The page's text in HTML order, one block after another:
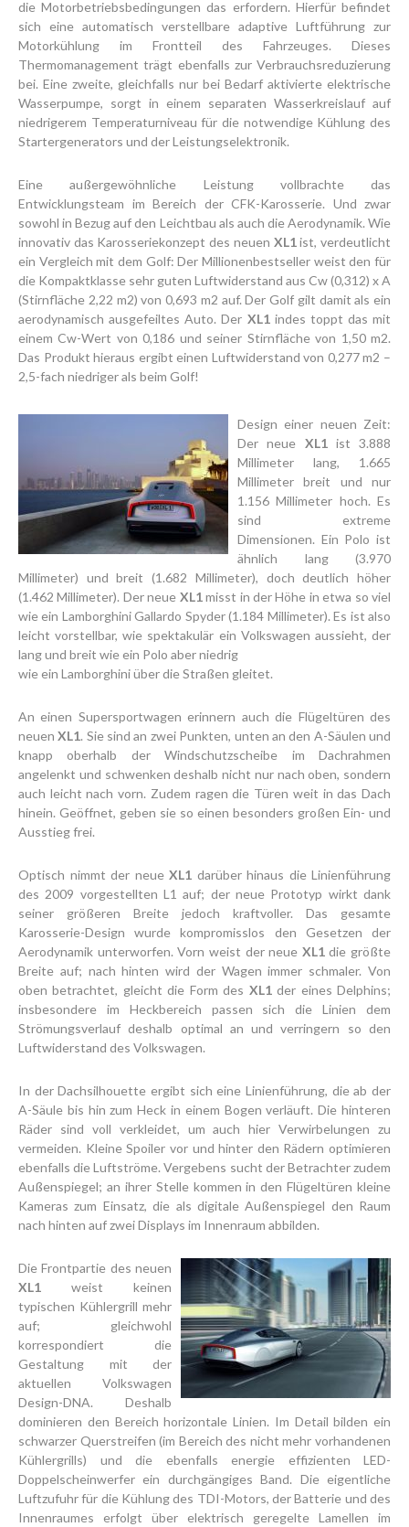
die Motorbetriebsbedingungen das erfordern. Hierfür befindet
sich eine automatisch verstellbare adaptive Luftführung zur
Motorkühlung im Frontteil des Fahrzeuges. Dieses
Thermomanagement trägt ebenfalls zur Verbrauchsreduzierung
bei. Eine zweite, gleichfalls nur bei Bedarf aktivierte elektrische
Wasserpumpe, sorgt in einem separaten Wasserkreislauf auf
niedrigerem Temperaturniveau für die notwendige Kühlung des
Startergenerators und der Leistungselektronik.
Eine außergewöhnliche Leistung vollbrachte das
Entwicklungsteam im Bereich der CFK-Karosserie. Und zwar
sowohl in Bezug auf den Leichtbau als auch die Aerodynamik. Wie
innovativ das Karosseriekonzept des neuen XL1ist, verdeutlicht
ein Vergleich mit dem Golf: Der Millionenbestseller weist den für
die Kompaktklasse sehr guten Luftwiderstand aus Cw (0,312) x A
(Stirnfläche 2,22 m2) von 0,693 m2 auf. Der Golf gilt damit als ein
aerodynamisch ausgefeiltes Auto. Der XL1indes toppt das mit
einem Cw-Wert von 0,186 und seiner Stirnfläche von 1,50 m2.
Das Produkt hieraus ergibt einen Luftwiderstand von 0,277 m2 –
2,5-fach niedriger als beim Golf!
Design einer neuen Zeit:
Der neue XL1ist 3.888
Millimeter lang, 1.665
Millimeter breit und nur
1.156 Millimeter hoch. Es
sind extreme
Dimensionen. Ein Polo ist
ähnlich lang (3.970
Millimeter) und breit (1.682 Millimeter), doch deutlich höher
(1.462 Millimeter). Der neue XL1misst in der Höhe in etwa so viel
wie ein Lamborghini Gallardo Spyder (1.184 Millimeter). Es ist also
leicht vorstellbar, wie spektakulär ein Volkswagen aussieht, der
lang und breit wie ein Polo aber niedrig
wie ein Lamborghini über die Straßen gleitet.
An einen Supersportwagen erinnern auch die Flügeltüren des
neuenXL1. Sie sind an zwei Punkten, unten an den A-Säulen und
knapp oberhalb der Windschutzscheibe im Dachrahmen
angelenkt und schwenken deshalb nicht nur nach oben, sondern
auch leicht nach vorn. Zudem ragen die Türen weit in das Dach
hinein. Geöffnet, geben sie so einen besonders großen Ein- und
Ausstieg frei.
Optisch nimmt der neueXL1 darüber hinaus die Linienführung
des 2009 vorgestellten L1 auf; der neue Prototyp wirkt dank
seiner größeren Breite jedoch kraftvoller. Das gesamte
Karosserie-Design wurde kompromisslos den Gesetzen der
Aerodynamik unterworfen. Vorn weist der neue XL1die größte
Breite auf; nach hinten wird der Wagen immer schmaler. Von
oben betrachtet, gleicht die Form des XL1der eines Delphins;
insbesondere im Heckbereich passen sich die Linien dem
Strömungsverlauf deshalb optimal an und verringern so den
Luftwiderstand des Volkswagen.
In der Dachsilhouette ergibt sich eine Linienführung, die ab der
A-Säule bis hin zum Heck in einem Bogen verläuft. Die hinteren
Räder sind voll verkleidet, um auch hier Verwirbelungen zu
vermeiden. Kleine Spoiler vor und hinter den Rädern optimieren
ebenfalls die Luftströme. Vergebens sucht der Betrachter zudem
Außenspiegel; an ihrer Stelle kommen in den Flügeltüren kleine
Kameras zum Einsatz, die als digitale Außenspiegel den Raum
nach hinten auf zwei Displays im Innenraum abbilden.
Die Frontpartie des neuen
XL1 weist keinen
typischen Kühlergrill mehr
auf; gleichwohl
korrespondiert die
Gestaltung mit der
aktuellen Volkswagen
Design-DNA. Deshalb
dominieren den Bereich horizontale Linien. Im Detail bilden ein
schwarzer Querstreifen (im Bereich des nicht mehr vorhandenen
Kühlergrills) und die ebenfalls energie effizienten LED-
Doppelscheinwerfer ein durchgängiges Band. Die eigentliche
Luftzufuhr für die Kühlung des TDI-Motors, der Batterie und des
Innenraumes erfolgt über elektrisch geregelte Lamellen im